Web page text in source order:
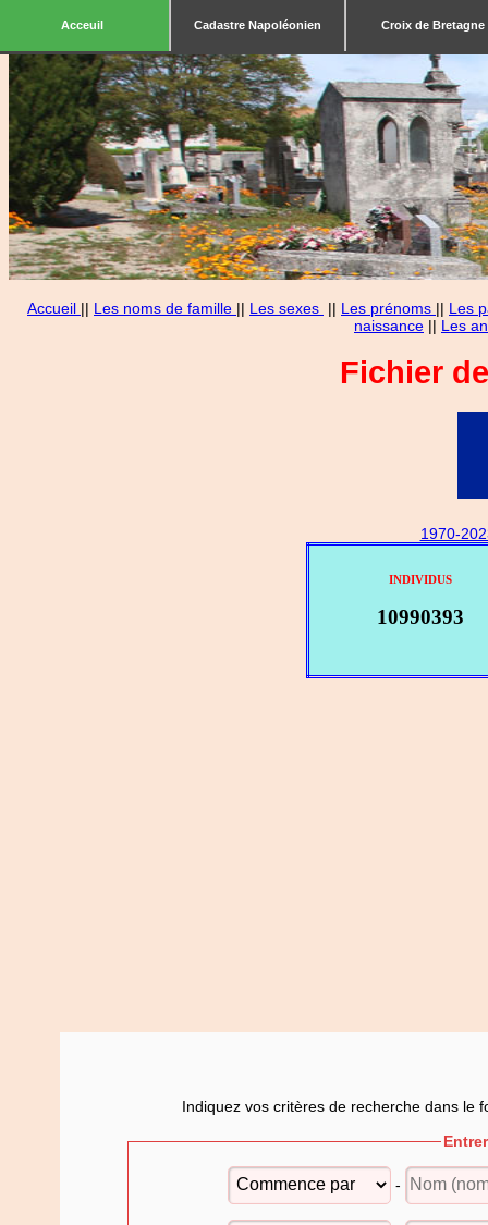
Acceuil Cadastre Napoléonien Croix de Bretagne
Accueil || Les noms de famille || Les sexes || Les prénoms || Les
naissance || Les
Fichier
1970-
INDIVIDUS
10990393
Indiquez vos critères de recherche dans le
-